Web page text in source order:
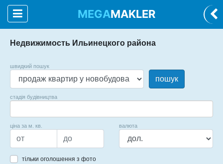
MEGAMAKLER
Недвижимость Ильинецкого района
швидкий пошук
пошук
стадія будівництва
ціна за м. кв. валюта
тільки оголошення з фото